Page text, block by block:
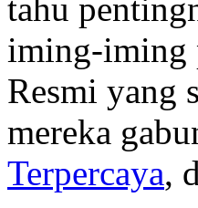
tahu
iming-iming
Resmi yang
mereka
Terpercaya,